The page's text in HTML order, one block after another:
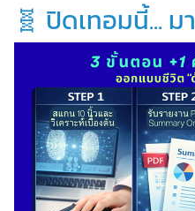
🧬 ปิดเทอมนี้...